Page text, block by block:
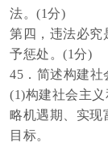
法。(1分)
第四，违法必究
予惩处。(1分)
45．简述构建社
(1)构建社会主
略机遇期、实现
目标。